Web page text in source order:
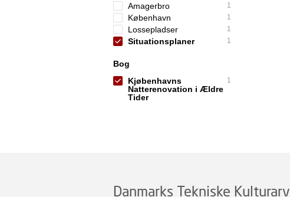
Amagerbro 1
København 1
Lossepladser 1
Situationsplaner 1
Bog
Kjøbenhavns
Natterenovation i Ældre
Tider
1
Danmarks Tekniske Kulturarv